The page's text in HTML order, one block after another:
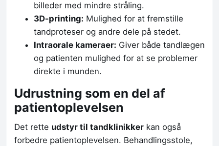
billeder med mindre stråling.
3D-printing: Mulighed for at fremstille
tandproteser og andre dele på stedet.
Intraorale kameraer: Giver både tandlægen
og patienten mulighed for at se problemer
direkte i munden.
Udrustning som en del af
patientoplevelsen
Det rette udstyr til tandklinikker kan også
forbedre patientoplevelsen. Behandlingsstole,